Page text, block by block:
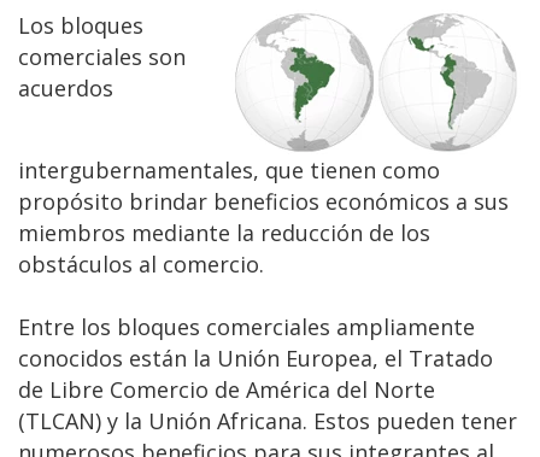
Los bloques
comerciales son
acuerdos
intergubernamentales, que tienen como
propósito brindar beneficios económicos a sus
miembros mediante la reducción de los
obstáculos al comercio.
Entre los bloques comerciales ampliamente
conocidos están la Unión Europea, el Tratado
de Libre Comercio de América del Norte
(TLCAN) y la Unión Africana. Estos pueden tener